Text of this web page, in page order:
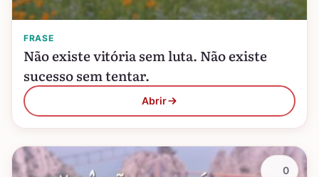
FRASE
Não existe vitória sem luta. Não existe
sucesso sem tentar.
Abrir
0